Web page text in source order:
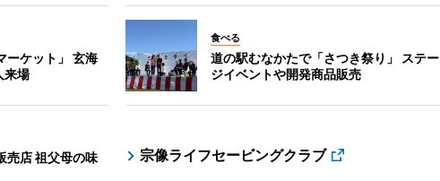
ーケット」 玄海
来場
食べる
道の駅むなかたで「さつき祭り」 ステー
ジイベントや開発商品販売
売店 祖父母の味
宗像ライフセービングクラブ